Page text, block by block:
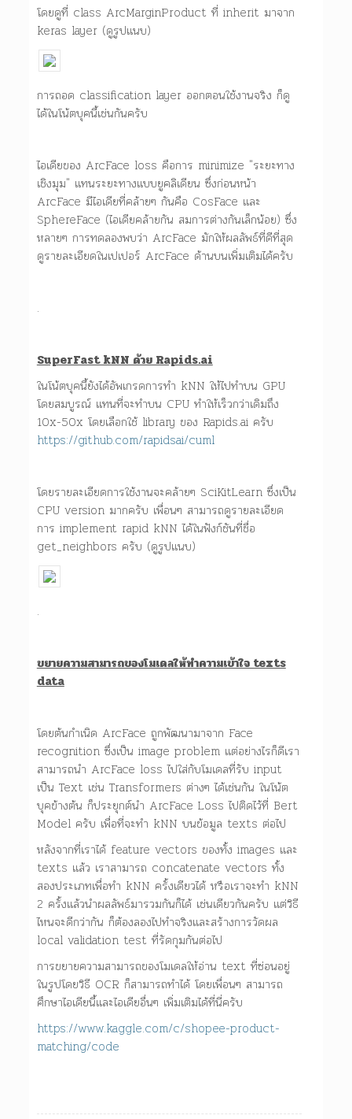
โดยดูที่ class ArcMarginProduct ที่ inherit มาจาก
keras layer (ดูรูปแนบ)
การถอด classification layer ออกตอนใช้งานจริง ก็ดู
ได้ในโน้ตบุคนี้เช่นกันครับ
ไอเดียของ ArcFace loss คือการ minimize "ระยะทาง
เชิงมุม" แทนระยะทางแบบยูคลิเดียน ซึ่งก่อนหน้า
ArcFace มีไอเดียที่คล้ายๆ กันคือ CosFace และ
SphereFace (ไอเดียคล้ายกัน สมการต่างกันเล็กน้อย) ซึ่ง
หลายๆ การทดลองพบว่า ArcFace มักให้ผลลัพธ์ที่ดีที่สุด
ดูรายละเอียดในเปเปอร์ ArcFace ด้านบนเพิ่มเติมได้ครับ
.
SuperFast kNN ด้วย Rapids.ai
ในโน้ตบุคนี้ยังได้อัพเกรดการทำ kNN ให้ไปทำบน GPU
โดยสมบูรณ์ แทนที่จะทำบน CPU ทำให้เร็วกว่าเดิมถึง
10x-50x โดยเลือกใช้ library ของ Rapids.ai ครับ
https://github.com/rapidsai/cuml
โดยรายละเอียดการใช้งานจะคล้ายๆ SciKitLearn ซึ่งเป็น
CPU version มากครับ เพื่อนๆ สามารถดูรายละเอียด
การ implement rapid kNN ได้ในฟังก์ชันที่ชื่อ
get_neighbors ครับ (ดูรูปแนบ)
.
ขยายความสามารถของโมเดลให้ทำความเข้าใจ texts
data
โดยต้นกำเนิด ArcFace ถูกพัฒนามาจาก Face
recognition ซึ่งเป็น image problem แต่อย่างไรก็ดีเรา
สามารถนำ ArcFace loss ไปใส่กับโมเดลที่รับ input
เป็น Text เช่น Transformers ต่างๆ ได้เช่นกัน ในโน้ต
บุคข้างต้น ก็ประยุกต์นำ ArcFace Loss ไปติดไว้ที่ Bert
Model ครับ เพื่อที่จะทำ kNN บนข้อมูล texts ต่อไป
หลังจากที่เราได้ feature vectors ของทั้ง images และ
texts แล้ว เราสามารถ concatenate vectors ทั้ง
สองประเภทเพื่อทำ kNN ครั้งเดียวได้ หรือเราจะทำ kNN
2 ครั้งแล้วนำผลลัพธ์มารวมกันก็ได้ เช่นเดียวกันครับ แต่วิธี
ไหนจะดีกว่ากัน ก็ต้องลองไปทำจริงและสร้างการวัดผล
local validation test ที่รัดกุมกันต่อไป
การขยายความสามารถของโมเดลให้อ่าน text ที่ซ่อนอยู่
ในรูปโดยวิธี OCR ก็สามารถทำได้ โดยเพื่อนๆ สามารถ
ศึกษาไอเดียนี้และไอเดียอื่นๆ เพิ่มเติมได้ที่นี่ครับ
https://www.kaggle.com/c/shopee-product-
matching/code